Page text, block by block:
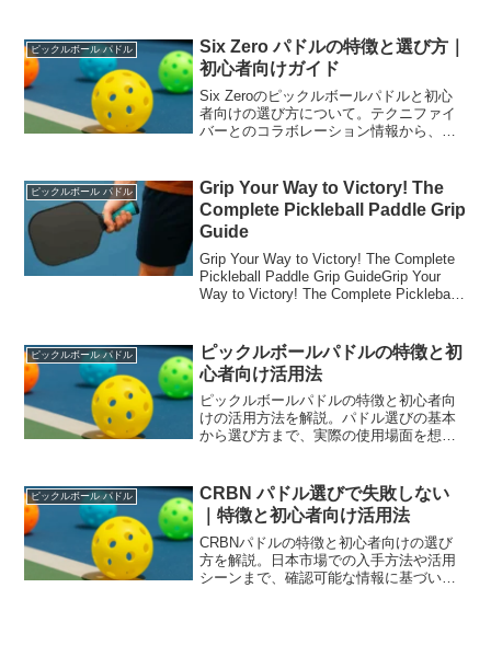
ピックルボール パドル
Six Zero パドルの特徴と選び方｜
初心者向けガイド
Six Zeroのピックルボールパドルと初心
者向けの選び方について。テクニファイ
バーとのコラボレーション情報から、パ
ピックルボール パドル
Grip Your Way to Victory! The
Complete Pickleball Paddle Grip
Guide
Grip Your Way to Victory! The Complete
Pickleball Paddle Grip GuideGrip Your
Way to Victory! The Complete Pickleball
ピックルボール パドル
ピックルボールパドルの特徴と初
心者向け活用法
ピックルボールパドルの特徴と初心者向
けの活用方法を解説。パドル選びの基本
から選び方まで、実際の使用場面を想定
ピックルボール パドル
CRBN パドル選びで失敗しない
｜特徴と初心者向け活用法
CRBNパドルの特徴と初心者向けの選び
方を解説。日本市場での入手方法や活用
シーンまで、確認可能な情報に基づいた